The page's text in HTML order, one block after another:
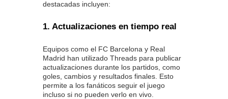
destacadas incluyen:
1. Actualizaciones en tiempo real
Equipos como el FC Barcelona y Real
Madrid han utilizado Threads para publicar
actualizaciones durante los partidos, como
goles, cambios y resultados finales. Esto
permite a los fanáticos seguir el juego
incluso si no pueden verlo en vivo.